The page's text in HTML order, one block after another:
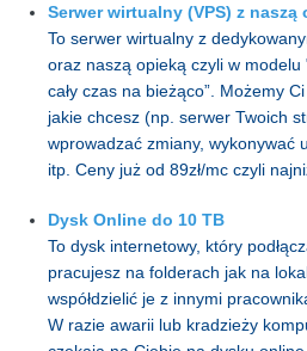
Serwer wirtualny (VPS) z naszą
To serwer wirtualny z
oraz naszą opieką czyli w
cały czas na bieżąco”. Możemy
jakie chcesz (np. serwer Twoich
wprowadzać zmiany, wykonywać
itp. Ceny już od 89zł/mc czyli
Dysk Online do 10 TB
To dysk internetowy, który
pracujesz na folderach jak na
współdzielić je z innymi
W razie awarii lub kradzieży